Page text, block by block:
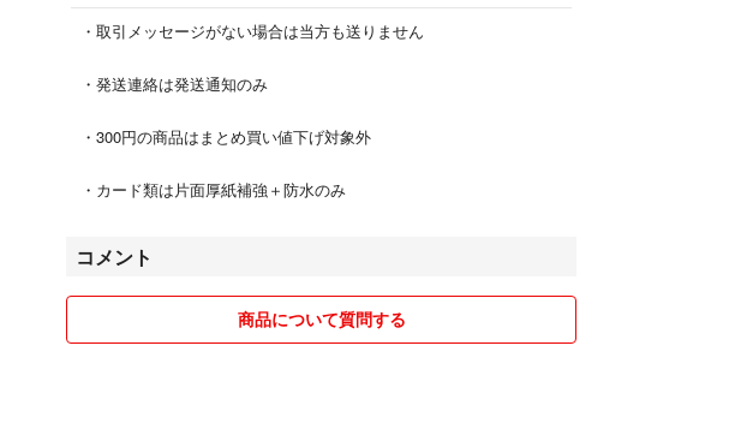
・取引メッセージがない場合は当方も送りません
・発送連絡は発送通知のみ
・300円の商品はまとめ買い値下げ対象外
・カード類は片面厚紙補強＋防水のみ
コメント
商品について質問する